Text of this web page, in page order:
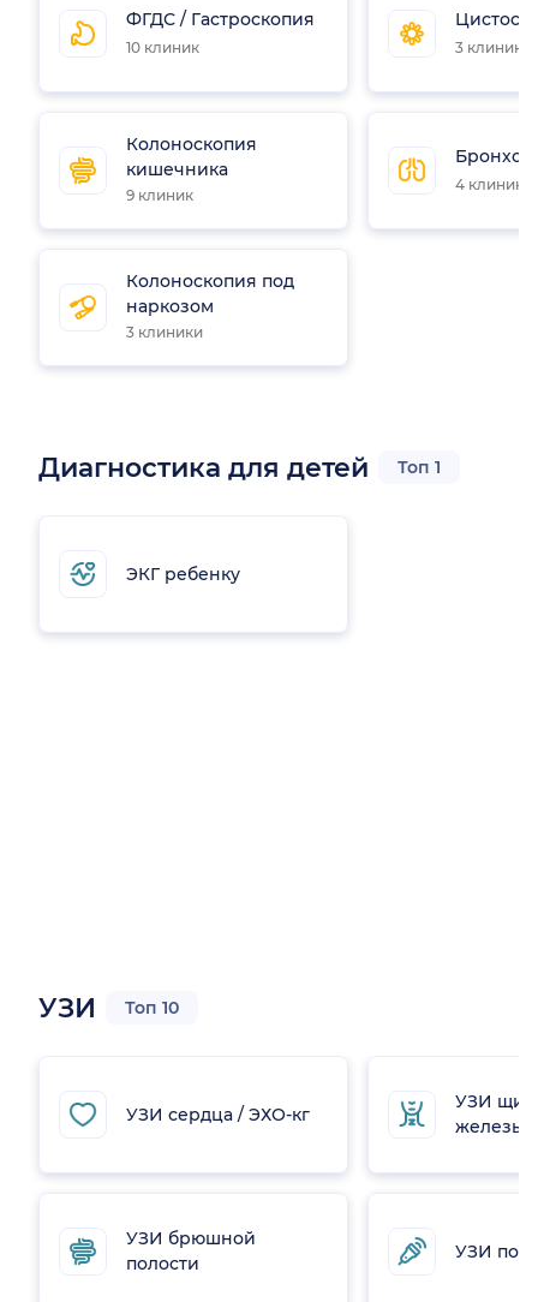
ФГДС / Гастроскопия
10 клиник
Колоноскопия
кишечника
9 клиник
Колоноскопия под
наркозом
3 клиники
3 клиники
4 клиники
Диагностика для детей Топ 1
ЭКГ ребенку
УЗИ Топ 10
УЗИ сердца / ЭХО-кг
УЗИ брюшной
полости
УЗИ
железы
УЗИ